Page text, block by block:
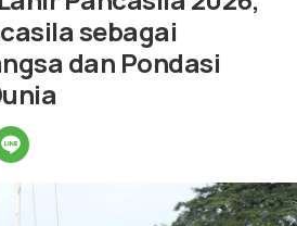
sebagai
dan Pondasi